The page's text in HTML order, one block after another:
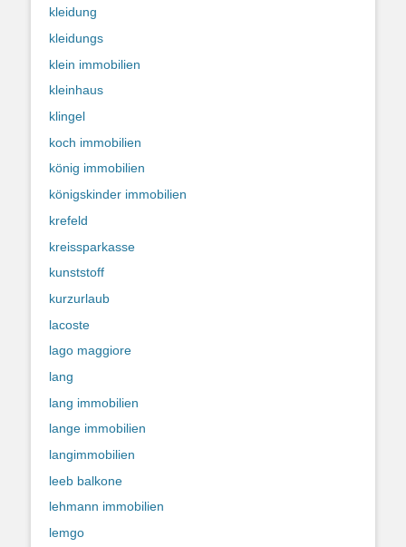
kleidung
kleidungs
klein immobilien
kleinhaus
klingel
koch immobilien
könig immobilien
königskinder immobilien
krefeld
kreissparkasse
kunststoff
kurzurlaub
lacoste
lago maggiore
lang
lang immobilien
lange immobilien
langimmobilien
leeb balkone
lehmann immobilien
lemgo